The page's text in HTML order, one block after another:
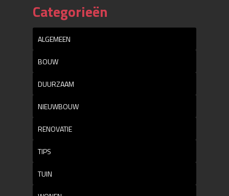
Categorieën
ALGEMEEN
BOUW
DUURZAAM
NIEUWBOUW
RENOVATIE
TIPS
TUIN